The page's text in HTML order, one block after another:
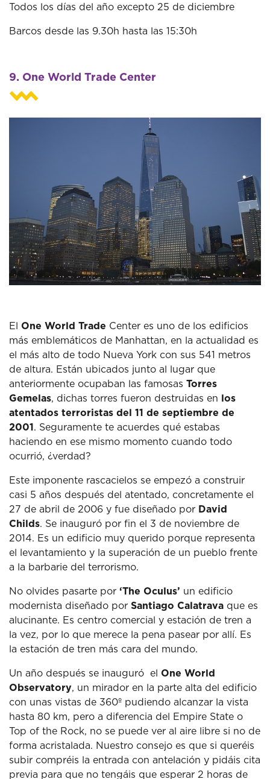
Todos los días del año excepto 25 de diciembre
Barcos desde las 9.30h hasta las 15:30h
9. One World Trade Center
El One World Trade Center es uno de los edificios
más emblemáticos de Manhattan, en la actualidad es
el más alto de todo Nueva York con sus 541 metros
de altura. Están ubicados junto al lugar que
anteriormente ocupaban las famosas Torres
Gemelas, dichas torres fueron destruidas en los
atentados terroristas del 11 de septiembre de
2001 . Seguramente te acuerdes qué estabas
haciendo en ese mismo momento cuando todo
ocurrió, ¿verdad?
Este imponente rascacielos se empezó a construir
casi 5 años después del atentado, concretamente el
27 de abril de 2006 y fue diseñado por David
Childs. Se inauguró por fin el 3 de noviembre de
2014. Es un edificio muy querido porque representa
el levantamiento y la superación de un pueblo frente
a la barbarie del terrorismo.
No olvides pasarte por ‘The Oculus’ un edificio
modernista diseñado por Santiago Calatrava que es
alucinante. Es centro comercial y estación de tren a
la vez, por lo que merece la pena pasear por allí. Es
la estación de tren más cara del mundo.
Un año después se inauguró el One World
Observatory, un mirador en la parte alta del edificio
con unas vistas de 360º pudiendo alcanzar la vista
hasta 80 km, pero a diferencia del Empire State o
Top of the Rock, no se puede ver al aire libre si no de
forma acristalada. Nuestro consejo es que si queréis
subir compréis la entrada con antelación y pidáis cita
previa para que no tengáis que esperar 2 horas de